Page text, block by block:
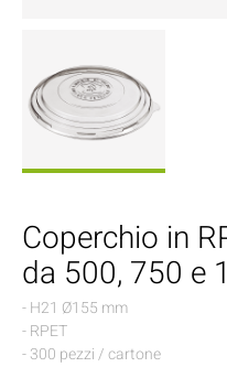
Coperchio in
da 500, 750 e
- H21 Ø155 mm
- RPET
- 300 pezzi / cartone